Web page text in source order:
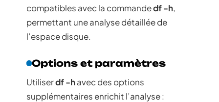
compatibles avec la commandedf -h,
permettant une analyse détaillée de
l’espace disque.
Options et paramètres
Utiliserdf -havec des options
supplémentaires enrichit l’analyse :